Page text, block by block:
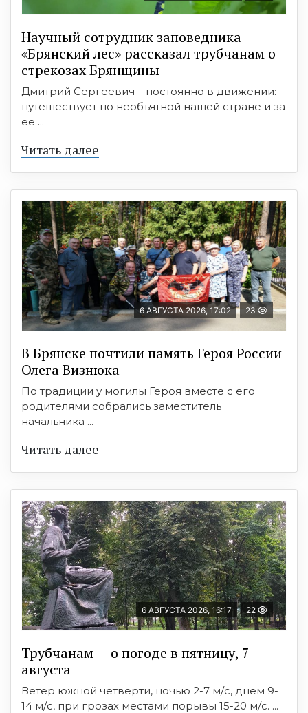
Научный сотрудник заповедника
«Брянский лес» рассказал трубчанам о
стрекозах Брянщины
Дмитрий Сергеевич – постоянно в движении:
путешествует по необъятной нашей стране и за
ее ...
Читать далее
6 АВГУСТА 2026, 17:02 23
В Брянске почтили память Героя России
Олега Визнюка
По традиции у могилы Героя вместе с его
родителями собрались заместитель
начальника ...
Читать далее
6 АВГУСТА 2026, 16:17 22
Трубчанам — о погоде в пятницу, 7
августа
Ветер южной четверти, ночью 2-7 м/с, днем 9-
14 м/с, при грозах местами порывы 15-20 м/с. ...